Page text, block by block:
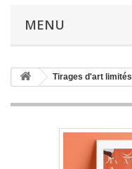
MENU
Tirages d'art limités